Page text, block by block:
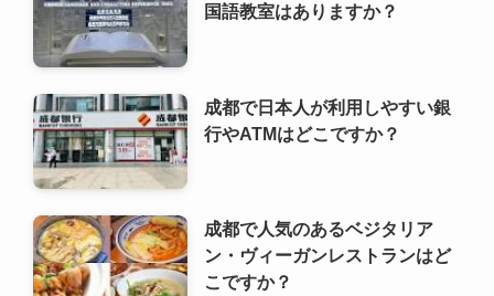
国語教室はありますか？
成都で日本人が利用しやすい銀
行やATMはどこですか？
成都で人気のあるベジタリア
ン・ヴィーガンレストランはど
こですか？